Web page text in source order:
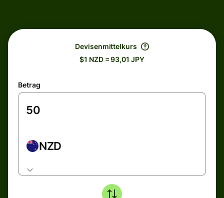
Devisenmittelkurs
$1 NZD = 93,01 JPY
Betrag
NZD